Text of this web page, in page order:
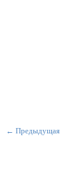
← Предыдущая